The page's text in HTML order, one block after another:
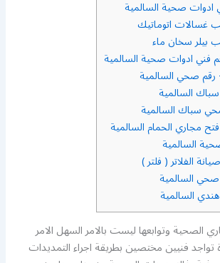
صحية السالمية
غسالات اتوماتيك
بيلر سخان ماء
ادوات صحية السالمية
صحي السالمية
السالمية
سباك السالمية
مجاري الحمام السالمية
السالمية
الفلاتر ( فلتر )
السالمية
السالمية
الصحية وتوابعها ليست بالامر السهل الامر
فنيين مختصين بطريقة اجراء التمديدات